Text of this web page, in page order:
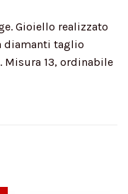
Gioiello realizzato
diamanti taglio
13, ordinabile